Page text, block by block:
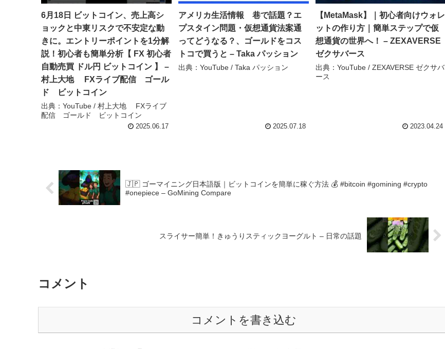
6月18日 ビットコイン、売上高シ
ョックと中東リスクで不安定な動
きに。エントリーポイントを1分解
説！初心者も簡単分析【 FX 初心者
自動売買 ドル円 ビットコイン 】 –
村上大地 FXライブ配信 ゴール
ド ビットコイン
出典：YouTube / 村上大地 FXライブ
配信 ゴールド ビットコイン
2025.06.17
アメリカ生活情報 巷で話題？エ
プスタイン問題・仮想通貨法案通
ってどうなる？、ゴールドをコス
トコで買うと – Taka パッション
出典：YouTube / Taka パッション
2025.07.18
【MetaMask】｜初心者向けウォレ
ットの作り方｜簡単ステップで仮
想通貨の世界へ！ – ZEXAVERSE
ゼクサバース
出典：YouTube / ZEXAVERSE ゼクサバ
ース
2023.04.24
🇯🇵 ゴーマイニング日本語版｜ビットコインを簡単に稼ぐ方法 💰 #bitcoin #gomining #crypto
#onepiece – GoMining Compare
スライサー簡単！きゅうりスティックヨーグルト – 日常の話題
コメント
コメントを書き込む